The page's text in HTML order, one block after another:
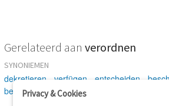
Gerelateerd aan verordnen
SYNONIEMEN
dekretieren verfügen entscheiden
befehlen-gebieten-vorschreiben
Privacy & Cookies